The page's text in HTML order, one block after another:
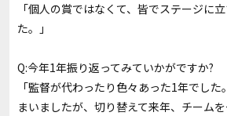
「個人の賞ではなくて、皆でステージに
た。」
Q:今年1年振り返ってみていかがですか?
「監督が代わったり色々あった1年でし
まいましたが、切り替えて来年、チーム